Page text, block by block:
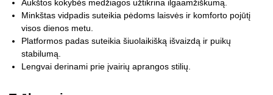
Aukštos kokybės medžiagos užtikrina ilgaamžiškumą.
Minkštas vidpadis suteikia pėdoms laisvės ir komforto pojūtį
visos dienos metu.
Platformos padas suteikia šiuolaikišką išvaizdą ir puikų
stabilumą.
Lengvai derinami prie įvairių aprangos stilių.